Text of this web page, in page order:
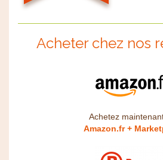
Acheter chez nos
Achetez
Amazon.fr +